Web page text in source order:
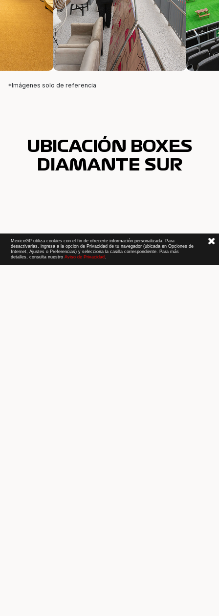
*Imágenes solo de referencia
UBICACIÓN BOXES
DIAMANTE SUR
MexicoGP utiliza cookies con el fin de ofrecerte información personalizada. Para
desactivarlas, ingresa a la opción de Privacidad de tu navegador (ubicada en Opciones de
Internet, Ajustes o Preferencias) y selecciona la casilla correspondiente. Para más
detalles, consulta nuestroAviso de Privacidad.